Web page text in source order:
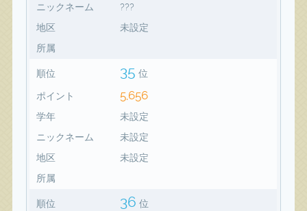
ニックネーム
???
地区
未設定
所属
順位 35 位
ポイント 5,656
学年
未設定
ニックネーム
未設定
地区
未設定
所属
順位 36 位